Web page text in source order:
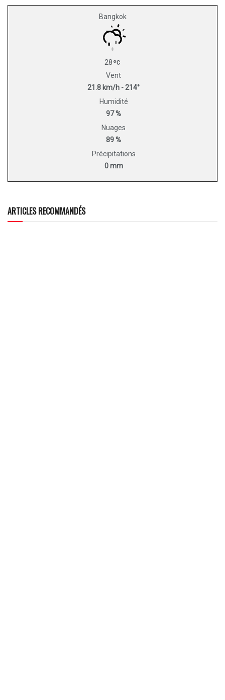
Bangkok
28
Vent
21.8 km/h - 214°
Humidité
97 %
Nuages
89 %
Précipitations
0 mm
ARTICLES RECOMMANDÉS